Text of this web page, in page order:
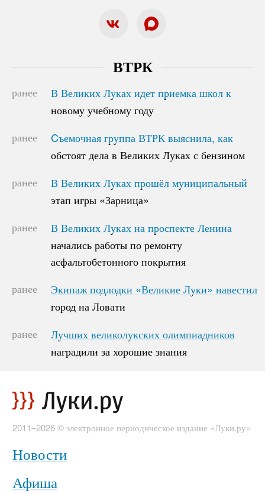
ВТРК
ранее
В Великих Луках идет приемка школ к
новому учебному году
В Великих Луках идет приемка школ к
новому учебному году
ранее
Cъемочная группа ВТРК выяснила, как
обстоят дела в Великих Луках с бензином
Cъемочная группа ВТРК выяснила, как
обстоят дела в Великих Луках с бензином
ранее
В Великих Луках прошёл муниципальный
этап игры «Зарница»
В Великих Луках прошёл муниципальный
этап игры «Зарница»
ранее
В Великих Луках на проспекте Ленина
начались работы по ремонту
асфальтобетонного покрытия
В Великих Луках на проспекте Ленина
начались работы по ремонту
асфальтобетонного покрытия
ранее
Экипаж подлодки «Великие Луки» навестил
город на Ловати
Экипаж подлодки «Великие Луки» навестил
город на Ловати
ранее
Лучших великолукских олимпиадников
наградили за хорошие знания
Лучших великолукских олимпиадников
наградили за хорошие знания
2011–2026 © электронное периодическое издание «Луки.ру»
Новости
Афиша